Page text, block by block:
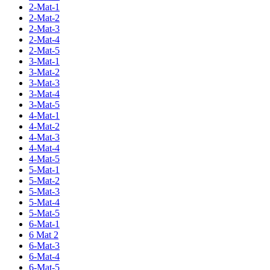
2-Mat-1
2-Mat-2
2-Mat-3
2-Mat-4
2-Mat-5
3-Mat-1
3-Mat-2
3-Mat-3
3-Mat-4
3-Mat-5
4-Mat-1
4-Mat-2
4-Mat-3
4-Mat-4
4-Mat-5
5-Mat-1
5-Mat-2
5-Mat-3
5-Mat-4
5-Mat-5
6-Mat-1
6 Mat 2
6-Mat-3
6-Mat-4
6-Mat-5